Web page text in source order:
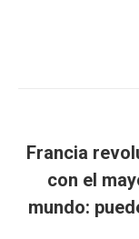
entre
Francia
con el
mundo: